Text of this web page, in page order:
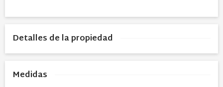
Detalles de la propiedad
Medidas